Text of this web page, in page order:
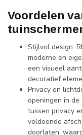
Voordelen
Stijlvol design:
moderne en
een visueel
decoratief
Privacy en
openingen in
tussen privacy
voldoende
doorlaten,